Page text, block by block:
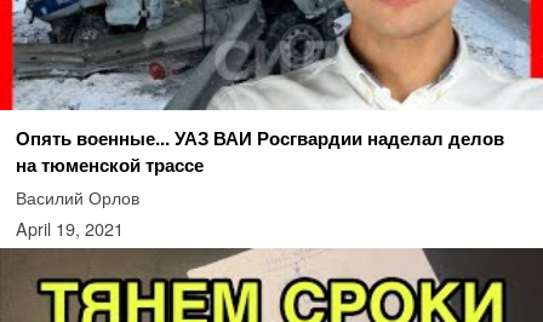
Опять военные... УАЗ ВАИ Росгвардии наделал делов
на тюменской трассе
Василий Орлов
April 19, 2021